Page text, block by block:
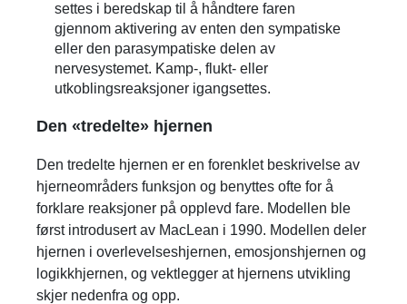
settes i beredskap til å håndtere faren
gjennom aktivering av enten den sympatiske
eller den parasympatiske delen av
nervesystemet. Kamp-, flukt- eller
utkoblingsreaksjoner igangsettes.
Den «tredelte» hjernen
Den tredelte hjernen er en forenklet beskrivelse av
hjerneområders funksjon og benyttes ofte for å
forklare reaksjoner på opplevd fare. Modellen ble
først introdusert av MacLean i 1990. Modellen deler
hjernen i overlevelseshjernen, emosjonshjernen og
logikkhjernen, og vektlegger at hjernens utvikling
skjer nedenfra og opp.